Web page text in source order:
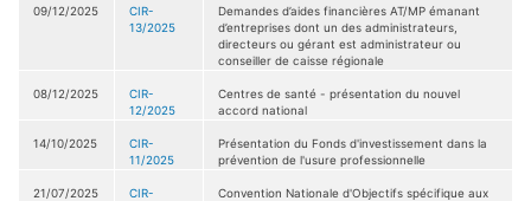
09/12/2025
CIR-
13/2025
Demandes d’aides financières AT/MP émanant
d’entreprises dont un des administrateurs,
directeurs ou gérant est administrateur ou
conseiller de caisse régionale
08/12/2025
CIR-
12/2025
Centres de santé - présentation du nouvel
accord national
14/10/2025
CIR-
11/2025
Présentation du Fonds d'investissement dans la
prévention de l'usure professionnelle
21/07/2025
CIR-
Convention Nationale d'Objectifs spécifique aux